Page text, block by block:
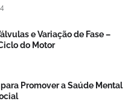
e Variação de Fase –
do Motor
Promover a Saúde Mental